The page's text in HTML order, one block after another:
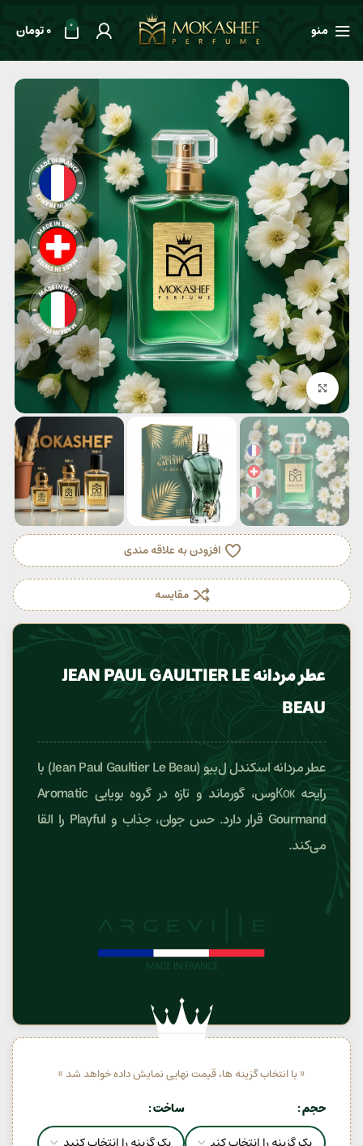
منو 0
0تومان
بزرگنمایی تصویر
افزودن به علاقه مندی
مقایسه
عطر مردانه JEAN PAUL GAULTIER LE
BEAU
عطر مردانه اسکندل ل‌بیو (Jean Paul Gaultier Le Beau) با
رایحه Кокوس، گورماند و تازه در گروه بویایی Aromatic
Gourmand قرار دارد. حس جوان، جذاب و Playful را القا
می‌کند.
« با انتخاب گزینه ها، قیمت نهایی نمایش داده خواهد شد »
حجم ساخت